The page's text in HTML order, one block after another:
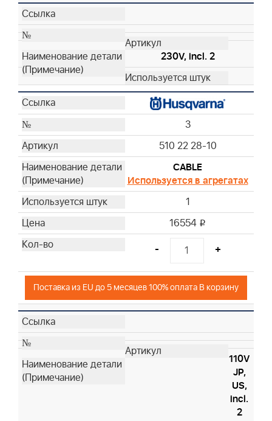
230V, incl. 2
3
510 22 28-10
CABLE
Используется в агрегатах
1
16554 i
- +
Поставка из EU до 5 месяцев 100% оплата В корзину
110V
JP,
US,
incl.
2